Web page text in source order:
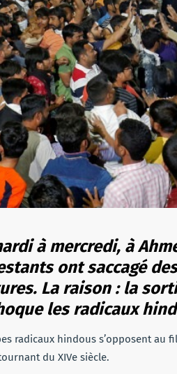
à mercredi, à
ont saccagé
La raison : la
les radicaux
radicaux hindous s’opposent au
du XIVe siècle.